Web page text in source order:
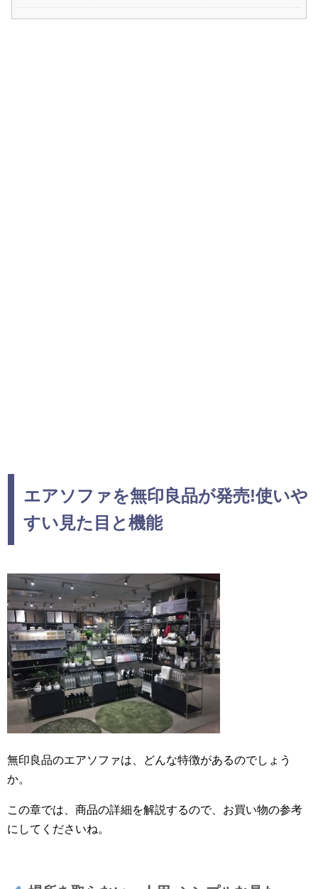
エアソファを無印良品が発売!使いや
すい見た目と機能
無印良品のエアソファは、どんな特徴があるのでしょう
か。
この章では、商品の詳細を解説するので、お買い物の参考
にしてくださいね。